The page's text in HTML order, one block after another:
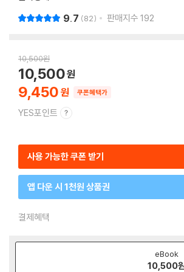
9.7 82 판매지수 192
10,500원
9,450
10,500
쿠폰혜택가
YES포인트
사용 가능한 쿠폰 받기
앱 다운 시 1천원 상품권
결제혜택
eBook
10,500